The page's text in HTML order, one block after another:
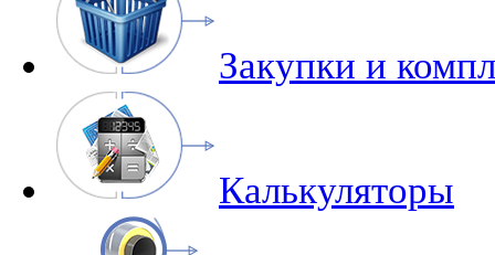
Закупки и
Калькуляторы